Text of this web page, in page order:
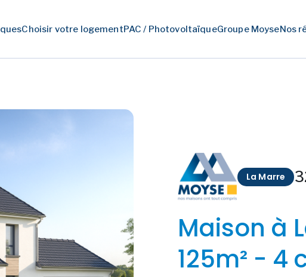
Choisir votre logementPAC / PhotovoltaïqueGroupe MoyseNos
La Marre
Maison à
125m² - 4